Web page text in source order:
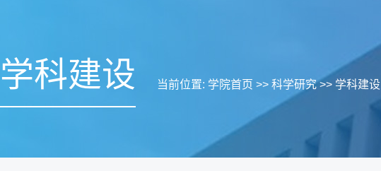
学科建设 当前位置: 学院首页 >> 科学研究>> 学科建设